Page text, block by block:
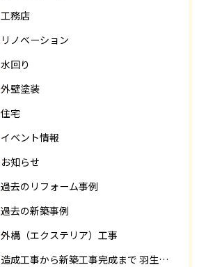
工務店
リノベーション
水回り
外壁塗装
住宅
イベント情報
お知らせ
過去のリフォーム事例
過去の新築事例
外構（エクステリア）工事
造成工事から新築工事完成まで 羽生市Ｓ様邸新築工事・